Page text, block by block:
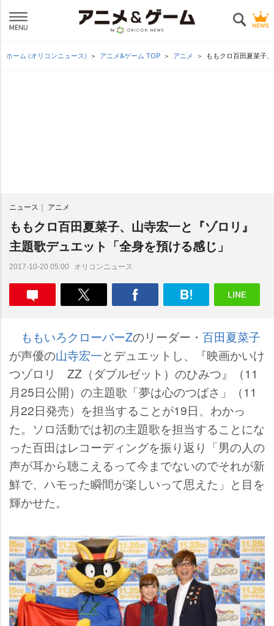
ホーム (オリコンニュース) アニメ&ゲーム TOP アニメ ももクロ百田夏菜子
ニュース アニメ
ももクロ百田夏菜子、山寺宏一と『ゾロリ』
主題歌デュエット「全身を預ける感じ」
2017-10-20 05:00 オリコンニュース
ももいろクローバーZのリーダー・ 百田夏菜子
が声優の山寺宏一とデュエットし、『映画かいけ
つゾロリ ZZ（ダブルゼット）のひみつ』（11
月25日公開）の主題歌「夢は心のつばさ」（11
月22日発売）を担当することが19日、わかっ
た。ソロ活動では初の主題歌を担当することにな
った百田はレコーディングを振り返り「男の人の
声が耳から聴こえるって今までないのでそれが新
鮮で、ハモった瞬間が楽しいって思えた」と目を
輝かせた。